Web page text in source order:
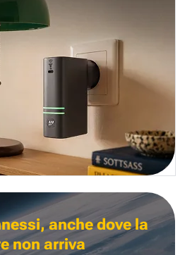
anche dove la
non arriva